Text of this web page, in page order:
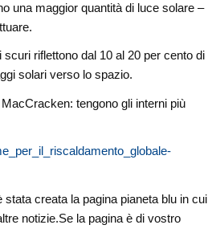
una maggior quantità di luce solare –
riflettono dal 10 al 20 per cento di
solari verso lo spazio.
tengono gli interni più
creata la pagina pianeta blu in cui
notizie.Se la pagina è di vostro